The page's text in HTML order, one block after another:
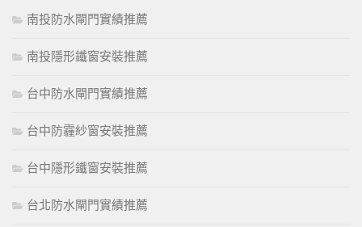
南投防水閘門實績推薦
南投隱形鐵窗安裝推薦
台中防水閘門實績推薦
台中防霾紗窗安裝推薦
台中隱形鐵窗安裝推薦
台北防水閘門實績推薦